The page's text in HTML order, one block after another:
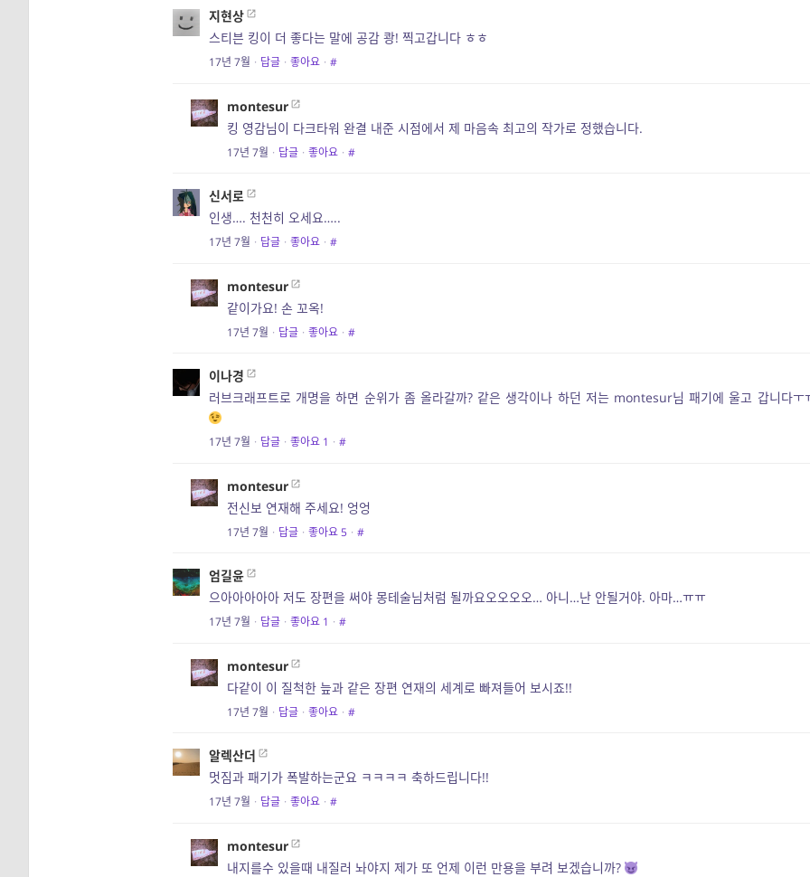
지현상
스티븐 킹이 더 좋다는 말에 공감 쾅! 찍고갑니다 ㅎㅎ
17년 7월 · 답글 · 좋아요 · #
montesur
킹 영감님이 다크타워 완결 내준 시점에서 제 마음속 최고의 작가로 정했습니다.
17년 7월 · 답글 · 좋아요 · #
신서로
인생…. 천천히 오세요…..
17년 7월 · 답글 · 좋아요 · #
montesur
같이가요! 손 꼬옥!
17년 7월 · 답글 · 좋아요 · #
이나경
러브크래프트로 개명을 하면 순위가 좀 올라갈까? 같은 생각이나 하던 저는 montesur님 패기에 울고 갑니다ㅜ
17년 7월 · 답글 · 좋아요 1 · #
montesur
전신보 연재해 주세요! 엉엉
17년 7월 · 답글 · 좋아요5 · #
엄길윤
으아아아아아 저도 장편을 써야 몽테술님처럼 될까요오오오오… 아니…난 안될거야. 아마…ㅠㅠ
17년 7월 · 답글 · 좋아요 1 · #
montesur
다같이 이 질척한 늪과 같은 장편 연재의 세계로 빠져들어 보시죠!!
17년 7월 · 답글 · 좋아요 · #
알렉산더
멋짐과 패기가 폭발하는군요 ㅋㅋㅋㅋ 축하드립니다!!
17년 7월 · 답글 · 좋아요 · #
montesur
내지를수 있을때 내질러 놔야지 제가 또 언제 이런 만용을 부려 보겠습니까?